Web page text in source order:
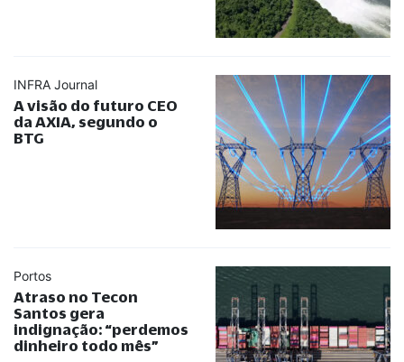
INFRA Journal
A visão do futuro CEO
da AXIA, segundo o
BTG
Portos
Atraso no Tecon
Santos gera
indignação: “perdemos
dinheiro todo mês”